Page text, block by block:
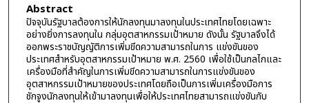
Abstract
ปัจจุบันรัฐบาลต้องการให้นักลงทุนมาลงทุนในประเทศไทยโดยเฉพาะ
อย่างยิ่งการลงทุนใน กลุ่มอุตสาหกรรมเป้าหมาย ดังนั้น รัฐบาลจึงได้
ออกพระราชบัญญัติการเพิ่มขีดความสามารถในการ แข่งขันของ
ประเทศสำหรับอุตสาหกรรมเป้าหมาย พ.ศ. 2560 เพื่อใช้เป็นกลไกและ
เครื่องมือที่สำคัญในการเพิ่มขีดความสามารถในการแข่งขันของ
อุตสาหกรรมเป้าหมายของประเทศโดยถือเป็นการเพิ่มเครื่องมือการ
ชักจูงนักลงทุนให้เข้ามาลงทุนเพื่อให้ประเทศไทยสามารถแข่งขันกับ